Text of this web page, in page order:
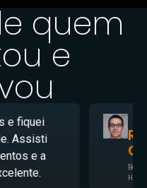
quem
e
um IPTV
configurar. O teste
e o suporte